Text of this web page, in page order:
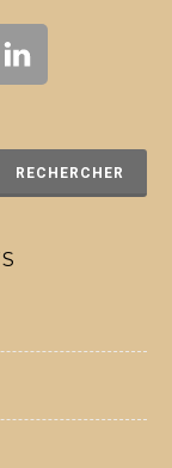
Rechercher :